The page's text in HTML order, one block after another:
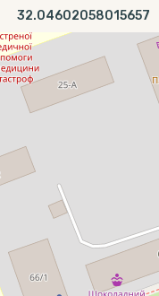
32.04602058015657